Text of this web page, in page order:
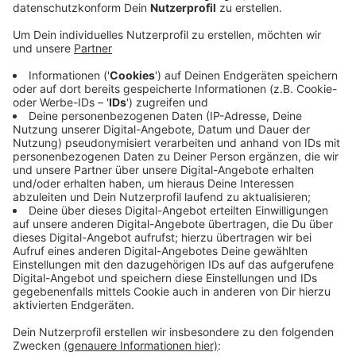
Anzeige
Das THW Euskirchen zählte fast 10.770
Dienststunden, davon gab es 1.450 Einsatzstunden.
Die Einsätze waren vielfältig: Die Mitarbeiterinnen und
Mitarbeiter des Technischen Hilfswerks unterstützten
Polizei und Feuerwehr etwa nach
Geldautomatensprengungen und Bränden. Unter
anderem wurden Sichtschutzwände und Beleuchtung
aufgebaut. Beim Waldbrand im Mai in Euskirchen-
Kirchheim war auch ein THW-Radlader im Einsatz, um
die Bekämpfung von Glutnestern im Boden zu
ermöglichen. Auch in Düren, Simmerath und im Rhein-
Sieg-Kreis half das THW Euskirchen.
Anzeige